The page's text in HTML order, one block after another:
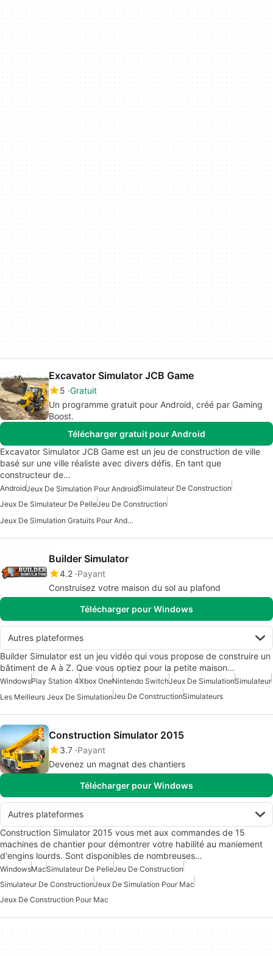
Excavator Simulator JCB Game
5 Gratuit
Un programme gratuit pour Android, créé par Gaming
Boost.
Télécharger gratuit pour Android
Excavator Simulator JCB Game est un jeu de construction de ville
basé sur une ville réaliste avec divers défis. En tant que
constructeur de…
AndroidJeux De Simulation Pour AndroidSimulateur De Construction
Jeux De Simulateur De PelleJeu De Construction
Jeux De Simulation Gratuits Pour Android
Builder Simulator
4.2 Payant
Construisez votre maison du sol au plafond
Télécharger pour Windows
Autres plateformes
Builder Simulator est un jeu vidéo qui vous propose de construire un
bâtiment de A à Z. Que vous optiez pour la petite maison…
WindowsPlay Station 4Xbox OneNintendo SwitchJeux De SimulationSimulateur
Les Meilleurs Jeux De SimulationJeu De ConstructionSimulateurs
Construction Simulator 2015
3.7 Payant
Devenez un magnat des chantiers
Télécharger pour Windows
Autres plateformes
Construction Simulator 2015 vous met aux commandes de 15
machines de chantier pour démontrer votre habilité au maniement
d'engins lourds. Sont disponibles de nombreuses…
WindowsMacSimulateur De PelleJeu De Construction
Simulateur De ConstructionJeux De Simulation Pour Mac
Jeux De Construction Pour Mac